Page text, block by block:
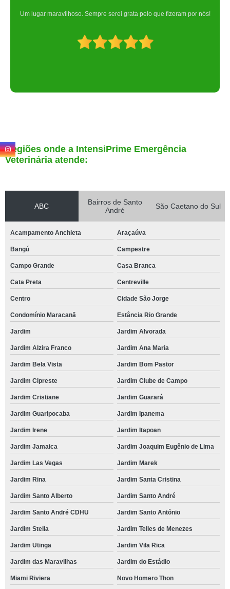
Um lugar maravilhoso. Sempre serei grata pelo que fizeram por nós!
Regiões onde a IntensiPrime Emergência
Veterinária atende:
ABC
Bairros de Santo
André
São Caetano do Sul
Acampamento Anchieta Araçaúva
Bangú Campestre
Campo Grande Casa Branca
Cata Preta Centreville
Centro Cidade São Jorge
Condomínio Maracanã Estância Rio Grande
Jardim Jardim Alvorada
Jardim Alzira Franco Jardim Ana Maria
Jardim Bela Vista Jardim Bom Pastor
Jardim Cipreste Jardim Clube de Campo
Jardim Cristiane Jardim Guarará
Jardim Guaripocaba Jardim Ipanema
Jardim Irene Jardim Itapoan
Jardim Jamaica Jardim Joaquim Eugênio de Lima
Jardim Las Vegas Jardim Marek
Jardim Rina Jardim Santa Cristina
Jardim Santo Alberto Jardim Santo André
Jardim Santo André CDHU Jardim Santo Antônio
Jardim Stella Jardim Telles de Menezes
Jardim Utinga Jardim Vila Rica
Jardim das Maravilhas Jardim do Estádio
Miami Riviera Novo Homero Thon